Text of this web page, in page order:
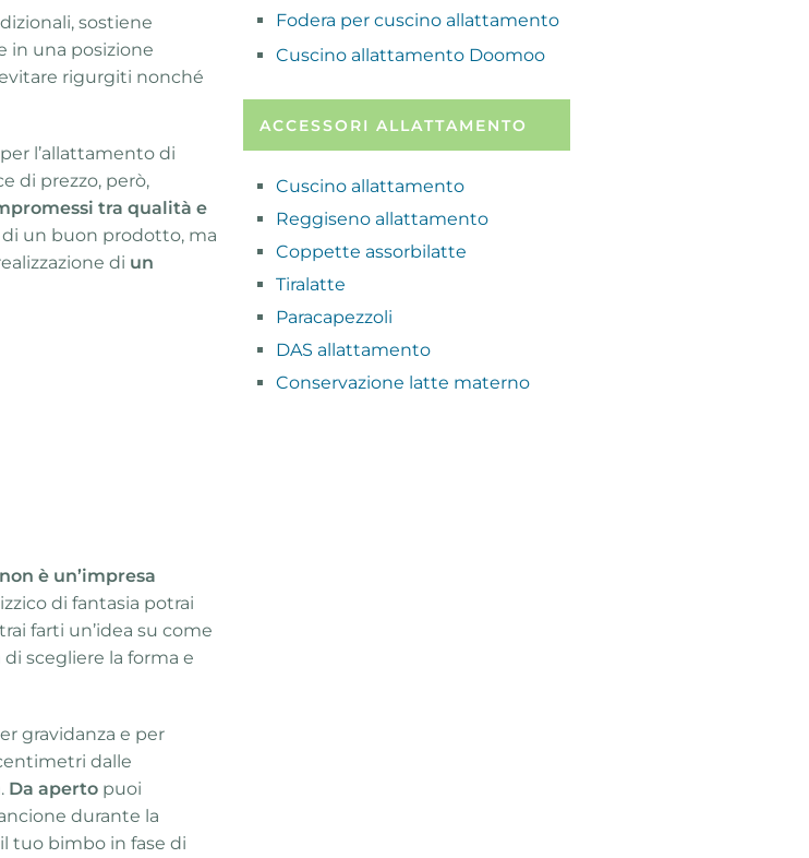
sostiene
in una posizione
rigurgiti nonché
per l’allattamento di
di prezzo, però,
tra qualità e
un buon prodotto, ma
di un
non è un’impresa
di fantasia potrai
farti un’idea su come
scegliere la forma e
gravidanza e per
dalle
Da aperto puoi
durante la
tuo bimbo in fase di
Fodera per cuscino allattamento
Cuscino allattamento Doomoo
ACCESSORI ALLATTAMENTO
Cuscino allattamento
Reggiseno allattamento
Coppette assorbilatte
Tiralatte
Paracapezzoli
DAS allattamento
Conservazione latte materno